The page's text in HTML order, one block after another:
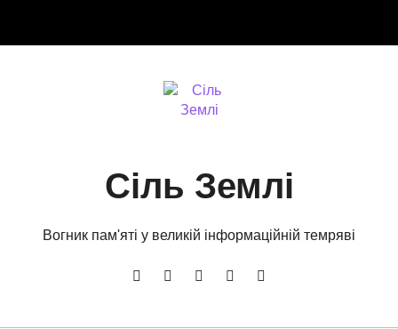
Cіль Землі
Вогник пам'яті у великій інформаційній темряві